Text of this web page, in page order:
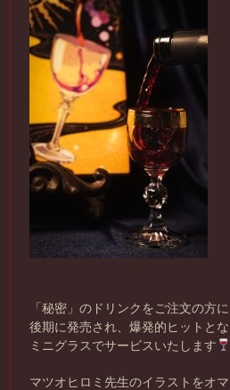
「秘密」のドリンクをご注文の方
後期に発売され、爆発的ヒットと
ミニグラスでサービスいたします
マツオヒロミ先生のイラストをオ